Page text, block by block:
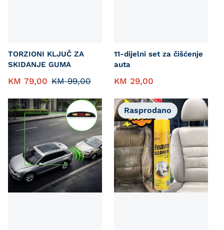
TORZIONI KLJUČ ZA
SKIDANJE GUMA
KM 79,00 KM99,00
11-dijelni set za čišćenje
auta
KM 29,00
Rasprodano